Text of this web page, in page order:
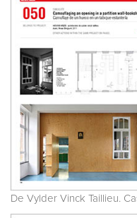
De Vylder Vinck Taillieu.